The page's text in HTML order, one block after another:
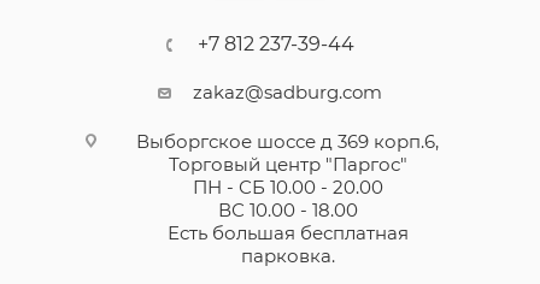
+7 812 237-39-44
zakaz@sadburg.com
Выборгское шоссе д 369 корп.6,
Торговый центр "Паргос"
ПН - СБ 10.00 - 20.00
ВС 10.00 - 18.00
Есть большая бесплатная
парковка.